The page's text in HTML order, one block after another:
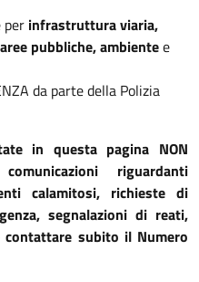
infrastruttura viaria,
pubbliche, ambientee
da parte della Polizia
in questa pagina NON
riguardanti
calamitosi, richieste di
segnalazioni di reati,
subito il Numero